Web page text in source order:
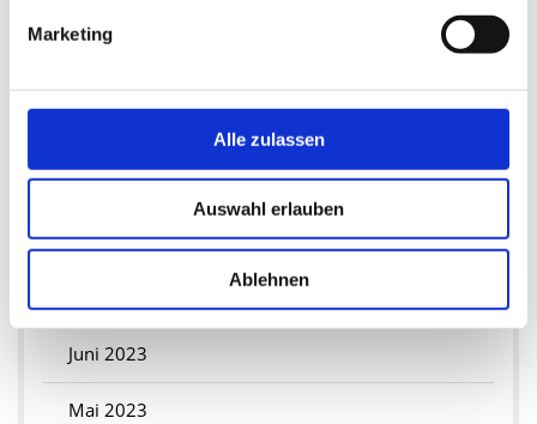
Marketing
Alle zulassen
Auswahl erlauben
Ablehnen
Dezember 2023
Oktober 2023
Juni 2023
Mai 2023